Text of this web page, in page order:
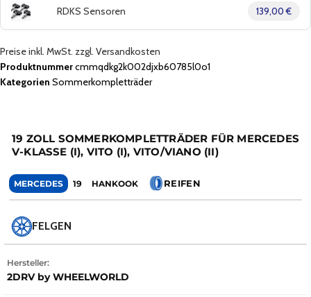
RDKS Sensoren 139,00 €
Preise inkl. MwSt. zzgl. Versandkosten
Produktnummercmmqdkg2k002djxb60785l0o1
Kategorien Sommerkompletträder
19 ZOLL SOMMERKOMPLETTRÄDER FÜR MERCEDES
V-KLASSE (I), VITO (I), VITO/VIANO (II)
MERCEDES 19 HANKOOK REIFEN
FELGEN
Hersteller:
2DRV by WHEELWORLD